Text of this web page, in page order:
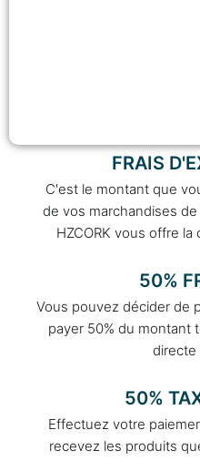
FRAIS
C'est le montant que
de vos marchandises
HZCORK vous offre
50%
Vous pouvez décider de
payer 50% du montant
directe
50%
Effectuez votre
recevez les produits